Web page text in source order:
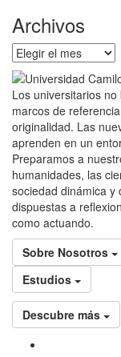
Archivos
Archivos
Los universitarios
marcos de
originalidad. Las
aprenden en un
Preparamos a
humanidades, las
sociedad dinámica
dispuestas a
como actuando.
Sobre Nosotros
Estudios
Descubre más